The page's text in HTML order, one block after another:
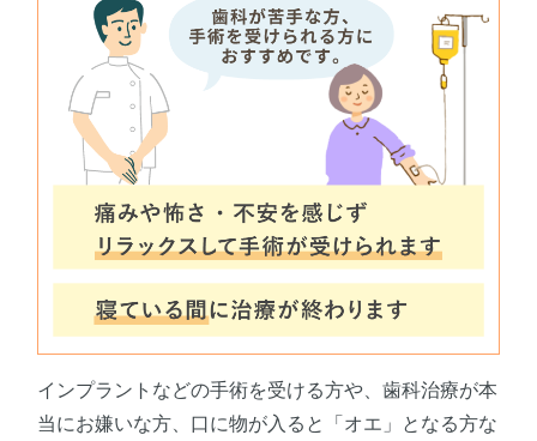
インプラントなどの手術を受ける方や、歯科治療が本
当にお嫌いな方、口に物が入ると「オエ」となる方な